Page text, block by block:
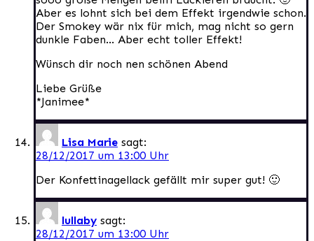
Aber es lohnt sich bei dem Effekt irgendwie schon.
Der Smokey wär nix für mich, mag nicht so gern
dunkle Faben… Aber echt toller Effekt!
Wünsch dir noch nen schönen Abend
Liebe Grüße
*Janimee*
Lisa Marie sagt:
28/12/2017 um 13:00 Uhr
Der Konfettinagellack gefällt mir super gut! 🙂
lullaby sagt:
28/12/2017 um 13:00 Uhr